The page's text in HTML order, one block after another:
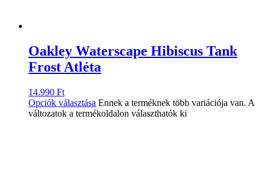
Oakley Waterscape Hibiscus Tank
Frost Atléta
14.990 Ft
Opciók választása Ennek a terméknek több variációja van. A
változatok a termékoldalon választhatók ki